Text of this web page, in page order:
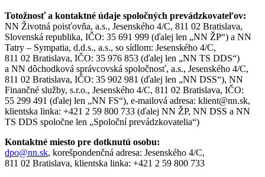
Totožnosť a kontaktné údaje spoločných prevádzkovateľov:
NN Životná poisťovňa, a.s., Jesenského 4/C, 811 02 Bratislava,
Slovenská republika, IČO: 35 691 999 (ďalej len „NN ŽP“) a NN
Tatry – Sympatia, d.d.s., a.s., so sídlom: Jesenského 4/C,
811 02 Bratislava, IČO: 35 976 853 (ďalej len „NN TS DDS“)
a NN dôchodková správcovská spoločnosť, a.s., Jesenského 4/C,
811 02 Bratislava, IČO: 35 902 981 (ďalej len „NN DSS“), NN
Finančné služby, s.r.o., Jesenského 4/C, 811 02 Bratislava, IČO:
55 299 491 (ďalej len „NN FS“), e-mailová adresa: klient@nn.sk,
klientska linka: +421 2 59 800 733 (ďalej NN ŽP, NN DSS a NN
TS DDS spoločne len „Spoloční prevádzkovatelia“)
Kontaktné miesto pre dotknutú osobu:
dpo@nn.sk, korešpondenčná adresa: Jesenského 4/C,
811 02 Bratislava, klientska linka: +421 2 59 800 733